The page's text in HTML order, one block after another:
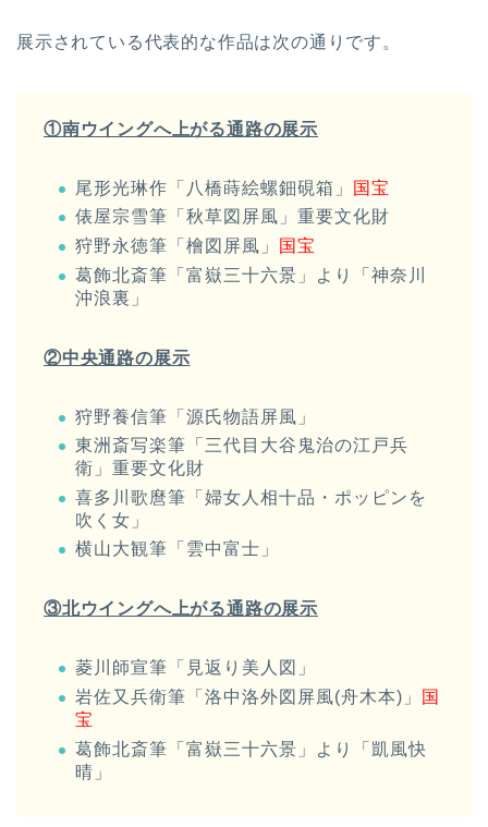
展示されている代表的な作品は次の通りです。
①南ウイングへ上がる通路の展示
尾形光琳作「八橋蒔絵螺鈿硯箱」
国宝
俵屋宗雪筆「秋草図屏風」重要文化財
狩野永徳筆「檜図屏風」
国宝
葛飾北斎筆「富嶽三十六景」より「神奈川
沖浪裏」
②中央通路の展示
狩野養信筆「源氏物語屏風」
東洲斎写楽筆「三代目大谷鬼治の江戸兵
衛」重要文化財
喜多川歌麿筆「婦女人相十品・ポッピンを
吹く女」
横山大観筆「雲中富士」
③北ウイングへ上がる通路の展示
菱川師宣筆「見返り美人図」
岩佐又兵衛筆「洛中洛外図屏風(舟木本)」
国
宝
葛飾北斎筆「富嶽三十六景」より「凱風快
晴」